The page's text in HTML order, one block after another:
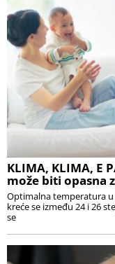
KLIMA, KLIMA, E
može biti opasna
Optimalna temperatura
kreće se između 24 i 26
se